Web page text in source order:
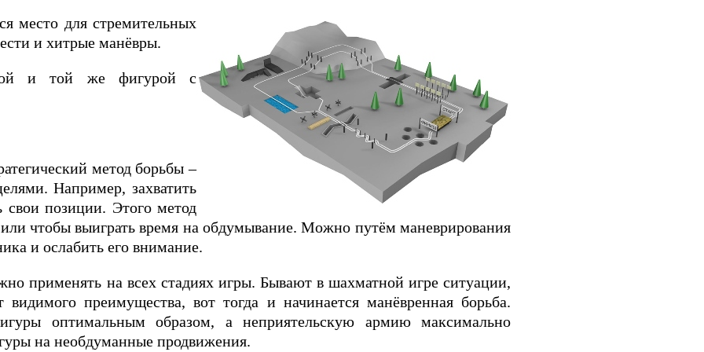
место для стремительных
и хитрые манёвры.
и той же фигурой с
метод борьбы –
Например, захватить
позиции. Этого метод
чтобы выиграть время на обдумывание. Можно путём маневрирования
и ослабить его внимание.
применять на всех стадиях игры. Бывают в шахматной игре ситуации,
преимущества, вот тогда и начинается манёвренная борьба.
оптимальным образом, а неприятельскую армию максимально
на необдуманные продвижения.